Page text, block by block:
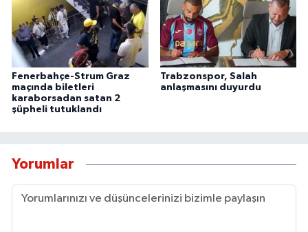
Fenerbahçe-Strum Graz
maçında biletleri
karaborsadan satan 2
şüpheli tutuklandı
Trabzonspor, Salah
anlaşmasını duyurdu
Yorumlar